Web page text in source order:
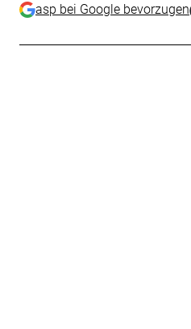
asp bei Google bevorzugen